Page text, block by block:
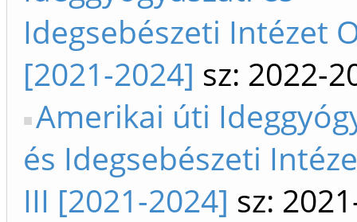
Idegsebészeti Intézet
[2021-2024] sz: 2022-
Amerikai úti
és Idegsebészeti
III [2021-2024] sz: